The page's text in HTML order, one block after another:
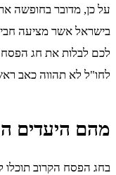
על כן, מדובר בחופשה
בישראל אשר מציעה
לכם לבלות את חג הפסח
לחו"ל לא תהווה כאב
מהם היעדים
בחג הפסח הקרוב תוכלו